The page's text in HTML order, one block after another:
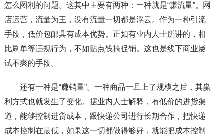
怎么图利的问题。这其中主要有两种：一种就是“赚流量”。网
店运营，流量为王，没有流量一切都是浮云。作为一种引流
手段，低价包邮具有成本优势。正如有业内人士所讲的，相
比刷单等违规行为，不如贴点钱搞促销。这也是线下商业屡
试不爽的手段。
还有一种是“赚销量”。一种商品一旦上了规模之后，其赢
利方式也就发生了变化。据业内人士解释，有低价的进货渠
道，能够控制进货成本，跟快递公司进行长期合作，把快递
成本控制在最低，如果这一切都做得够好，就能把成本控制